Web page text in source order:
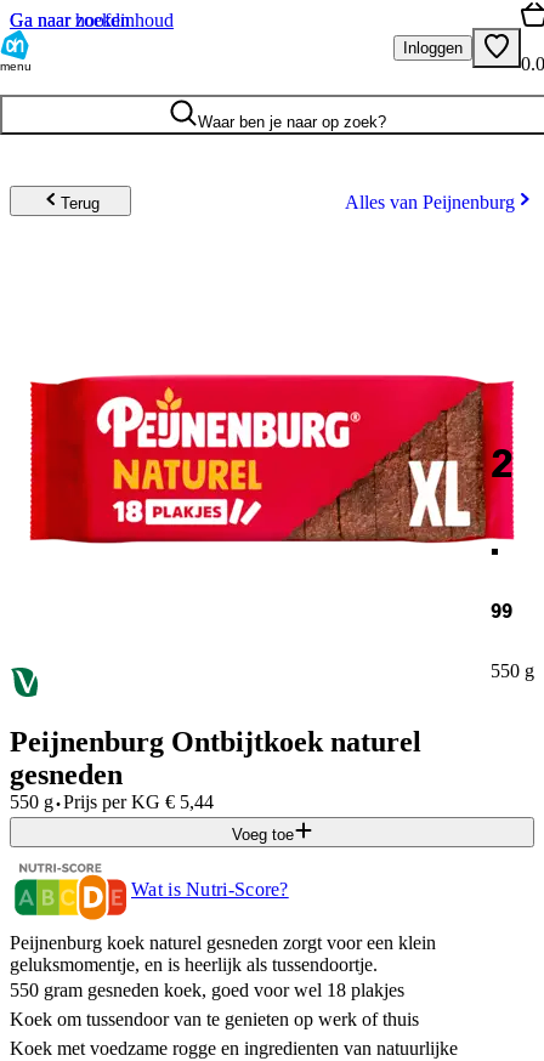
Ga naar hoofdinhoud
Ga naar zoeken
menu
Inloggen
Waar ben je naar op zoek?
Terug Alles van Peijnenburg
2
.
99
550 g
Peijnenburg Ontbijtkoek naturel
gesneden
550 g·Prijs per KG € 5,44
Voeg toe
Wat is Nutri-Score?
Peijnenburg koek naturel gesneden zorgt voor een klein
geluksmomentje, en is heerlijk als tussendoortje.
550 gram gesneden koek, goed voor wel 18 plakjes
Koek om tussendoor van te genieten op werk of thuis
Koek met voedzame rogge en ingredienten van natuurlijke